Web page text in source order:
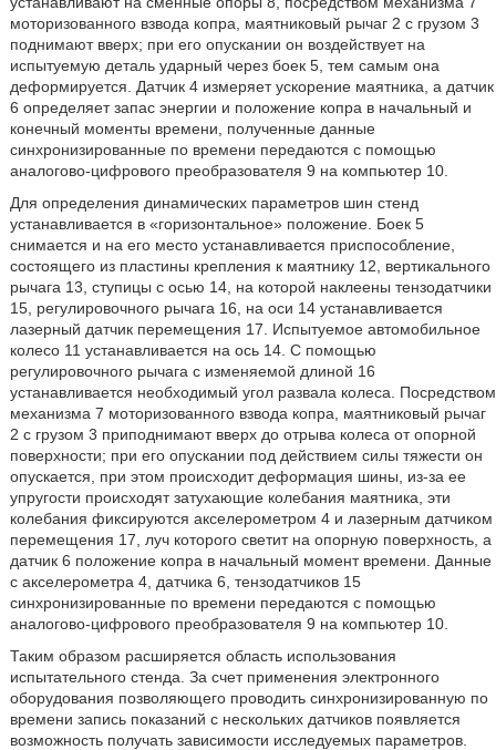
моторизованного взвода копра, маятниковый рычаг 2 с грузом 3
поднимают вверх; при его опускании он воздействует на
испытуемую деталь ударный через боек 5, тем самым она
деформируется. Датчик 4 измеряет ускорение маятника, а датчик
6 определяет запас энергии и положение копра в начальный и
конечный моменты времени, полученные данные
синхронизированные по времени передаются с помощью
аналогово-цифрового преобразователя 9 на компьютер 10.
Для определения динамических параметров шин стенд
устанавливается в «горизонтальное» положение. Боек 5
снимается и на его место устанавливается приспособление,
состоящего из пластины крепления к маятнику 12, вертикального
рычага 13, ступицы с осью 14, на которой наклеены тензодатчики
15, регулировочного рычага 16, на оси 14 устанавливается
лазерный датчик перемещения 17. Испытуемое автомобильное
колесо 11 устанавливается на ось 14. С помощью
регулировочного рычага с изменяемой длиной 16
устанавливается необходимый угол развала колеса. Посредством
механизма 7 моторизованного взвода копра, маятниковый рычаг
2 с грузом 3 приподнимают вверх до отрыва колеса от опорной
поверхности; при его опускании под действием силы тяжести он
опускается, при этом происходит деформация шины, из-за ее
упругости происходят затухающие колебания маятника, эти
колебания фиксируются акселерометром 4 и лазерным датчиком
перемещения 17, луч которого светит на опорную поверхность, а
датчик 6 положение копра в начальный момент времени. Данные
с акселерометра 4, датчика 6, тензодатчиков 15
синхронизированные по времени передаются с помощью
аналогово-цифрового преобразователя 9 на компьютер 10.
Таким образом расширяется область использования
испытательного стенда. За счет применения электронного
оборудования позволяющего проводить синхронизированную по
времени запись показаний с нескольких датчиков появляется
возможность получать зависимости исследуемых параметров.